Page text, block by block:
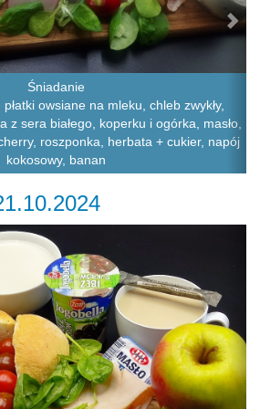
Śniadanie
owsiane na mleku, chleb zwykły,
z sera białego, koperku i ogórka, masło,
roszponka, herbata + cukier, napój
kokosowy, banan